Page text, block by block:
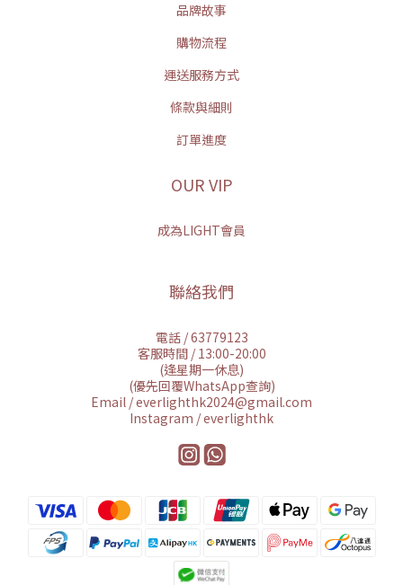
品牌故事
購物流程
運送服務方式
條款與細則
訂單進度
OUR VIP
成為LIGHT會員
聯絡我們
電話 / 63779123
客服時間 / 13:00-20:00
(逢星期一休息)
(優先回覆WhatsApp查詢)
Email / everlighthk2024@gmail.com
Instagram / everlighthk